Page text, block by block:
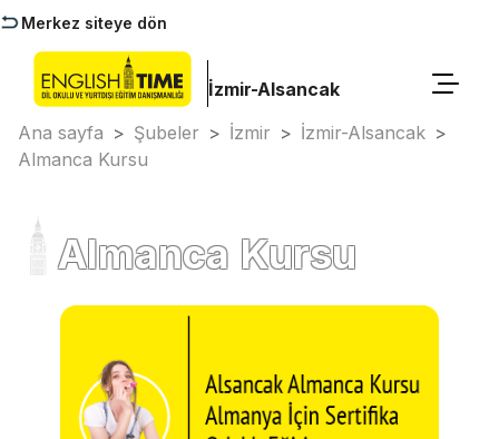
Merkez siteye dön
İzmir-Alsancak
Ana sayfa > Şubeler > İzmir > İzmir-Alsancak >
Almanca Kursu
Almanca Kursu